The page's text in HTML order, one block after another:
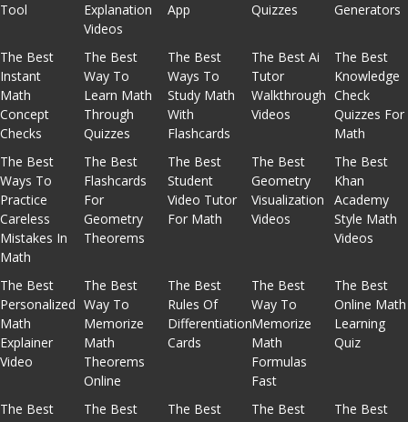
Tool
Explanation
Videos
App
Quizzes
Generators
The Best
Instant
Math
Concept
Checks
The Best
Way To
Learn Math
Through
Quizzes
The Best
Ways To
Study Math
With
Flashcards
The Best Ai
Tutor
Walkthrough
Videos
The Best
Knowledge
Check
Quizzes For
Math
The Best
Ways To
Practice
Careless
Mistakes In
Math
The Best
Flashcards
For
Geometry
Theorems
The Best
Student
Video Tutor
For Math
The Best
Geometry
Visualization
Videos
The Best
Khan
Academy
Style Math
Videos
The Best
Personalized
Math
Explainer
Video
The Best
Way To
Memorize
Math
Theorems
Online
The Best
Rules Of
Differentiation
Cards
The Best
Way To
Memorize
Math
Formulas
Fast
The Best
Online Math
Learning
Quiz
The Best
The Best
The Best
The Best
The Best